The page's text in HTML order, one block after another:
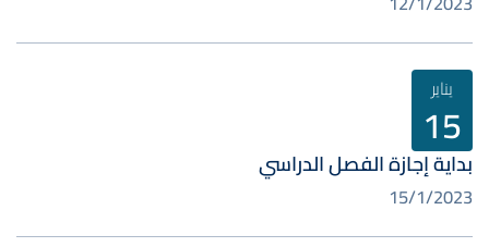
يناير
15
بداية إجازة الفصل الدراسي
15/1/2023